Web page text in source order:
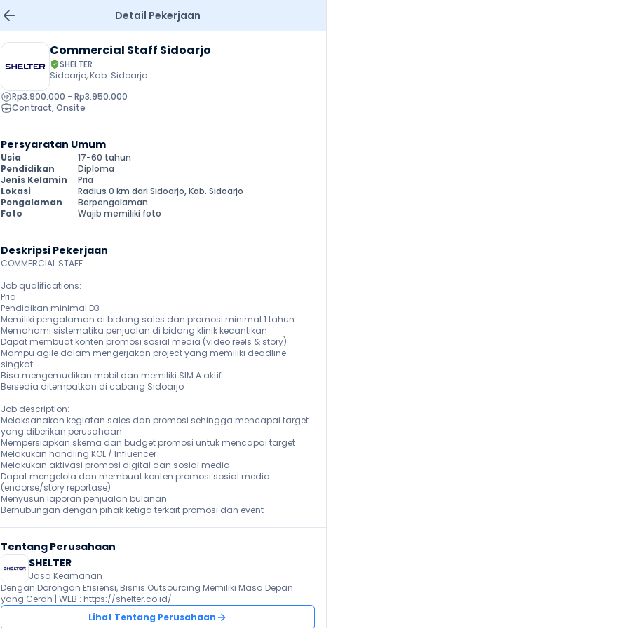
Detail Pekerjaan
Commercial Staff Sidoarjo
SHELTER
Sidoarjo, Kab. Sidoarjo
Rp3.900.000 - Rp3.950.000
Contract, Onsite
Persyaratan Umum
Usia
17-60 tahun
Pendidikan
Diploma
Jenis Kelamin
Pria
Lokasi
Radius 0 km dari Sidoarjo, Kab. Sidoarjo
Pengalaman
Berpengalaman
Foto
Wajib memiliki foto
Deskripsi Pekerjaan
COMMERCIAL STAFF
Job qualifications:
Pria
Pendidikan minimal D3
Memiliki pengalaman di bidang sales dan promosi minimal 1 tahun
Memahami sistematika penjualan di bidang klinik kecantikan
Dapat membuat konten promosi sosial media (video reels & story)
Mampu agile dalam mengerjakan project yang memiliki deadline
singkat
Bisa mengemudikan mobil dan memiliki SIM A aktif
Bersedia ditempatkan di cabang Sidoarjo
Job description:
Melaksanakan kegiatan sales dan promosi sehingga mencapai target
yang diberikan perusahaan
Mempersiapkan skema dan budget promosi untuk mencapai target
Melakukan handling KOL / Influencer
Melakukan aktivasi promosi digital dan sosial media
Dapat mengelola dan membuat konten promosi sosial media
(endorse/story reportase)
Menyusun laporan penjualan bulanan
Berhubungan dengan pihak ketiga terkait promosi dan event
Tentang Perusahaan
SHELTER
Jasa Keamanan
Dengan Dorongan Efisiensi, Bisnis Outsourcing Memiliki Masa Depan
Lihat Tentang Perusahaan